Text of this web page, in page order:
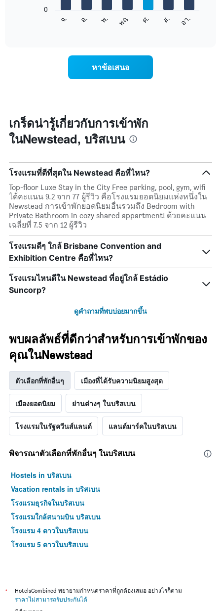
แต่ละ
วัน
ของ
สัปดาห์
มี
แกน
1
แกน
แสดง
วัน
ของ
สัปดาห์
แผนภูมิ
มี
แกน
Y
1
แกน
ของ
ห้อง
พัก
จ. อ. พ. พฤ. ศ. ส. อา.
0
หาข้อเสนอ
เกร็ดน่ารู้เกี่ยวกับการเข้าพัก
ในNewstead, บริสเบน
โรงแรมที่ดีที่สุดใน Newstead คือที่ไหน?
Top-floor Luxe Stay in the City Free parking, pool, gym, wifi
ได้คะแนน 9.2 จาก 77 ผู้รีวิว คือโรงแรมยอดนิยมแห่งหนึ่งใน
Newstead การเข้าพักยอดนิยมอื่นรวมถึง Bedroom with
Private Bathroom in cozy shared appartment! ด้วยคะแนน
เฉลี่ยที่ 7.5 จาก 12 ผู้รีวิว
โรงแรมดีๆ ใกล้ Brisbane Convention and
Exhibition Centre คือที่ไหน?
โรงแรมไหนดีใน Newstead ที่อยู่ใกล้ Estádio
Suncorp?
ดูคำถามที่พบบ่อยมากขึ้น
พบผลลัพธ์ที่ดีกว่าสำหรับการเข้าพักของ
คุณในNewstead
ตัวเลือกที่พักอื่นๆ เมืองที่ได้รับความนิยมสูงสุด
เมืองยอดนิยม ย่านต่างๆ ในบริสเบน
โรงแรมในรัฐควีนส์แลนด์ แลนด์มาร์คในบริสเบน
พิจารณาตัวเลือกที่พักอื่นๆ ในบริสเบน
Hostels in บริสเบน
Vacation rentals in บริสเบน
โรงแรมธุรกิจในบริสเบน
โรงแรมใกล้สนามบิน บริสเบน
โรงแรม 4 ดาวในบริสเบน
โรงแรม 5 ดาวในบริสเบน
*
HotelsCombined พยายามกำหนดราคาที่ถูกต้องเสมอ อย่างไรก็ตาม
ราคาไม่สามารถรับประกันได้